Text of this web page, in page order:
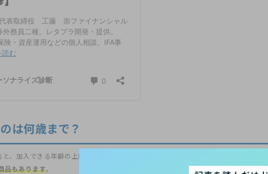
は何歳まで？
、加入できる年齢の上限が高いのが特徴です。
品もあります。